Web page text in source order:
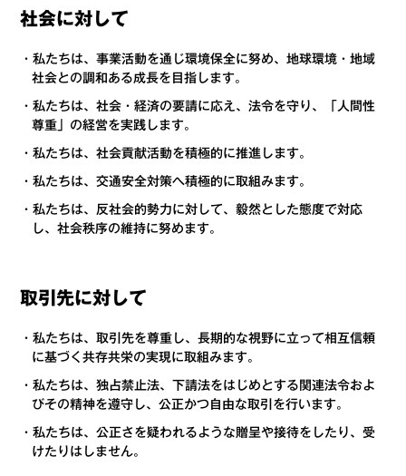
社会に対して
・私たちは、事業活動を通じ環境保全に努め、地球環境・地域
社会との調和ある成長を目指します。
・私たちは、社会・経済の要請に応え、法令を守り、「人間性
尊重」の経営を実践します。
・私たちは、社会貢献活動を積極的に推進します。
・私たちは、交通安全対策へ積極的に取組みます。
・私たちは、反社会的勢力に対して、毅然とした態度で対応
し、社会秩序の維持に努めます。
取引先に対して
・私たちは、取引先を尊重し、長期的な視野に立って相互信頼
に基づく共存共栄の実現に取組みます。
・私たちは、独占禁止法、下請法をはじめとする関連法令およ
びその精神を遵守し、公正かつ自由な取引を行います。
・私たちは、公正さを疑われるような贈呈や接待をしたり、受
けたりはしません。